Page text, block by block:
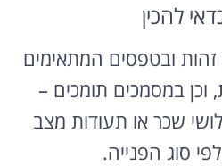
להכין
ובטפסים המתאימים
במסמכים תומכים –
שכר או תעודות מצב
סוג הפנייה.